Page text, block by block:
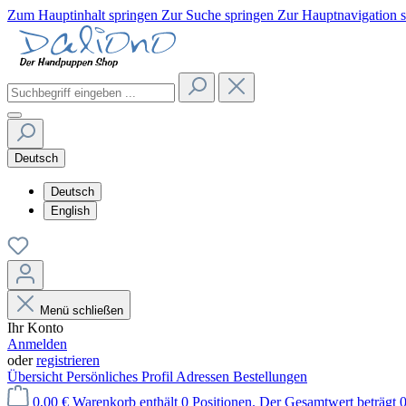
Zum Hauptinhalt springen Zur Suche springen Zur Hauptnavigation
Deutsch
Deutsch
English
Menü schließen
Ihr Konto
Anmelden
oderregistrieren
Übersicht Persönliches Profil Adressen Bestellungen
0,00 € Warenkorb enthält 0 Positionen. Der Gesamtwert beträgt